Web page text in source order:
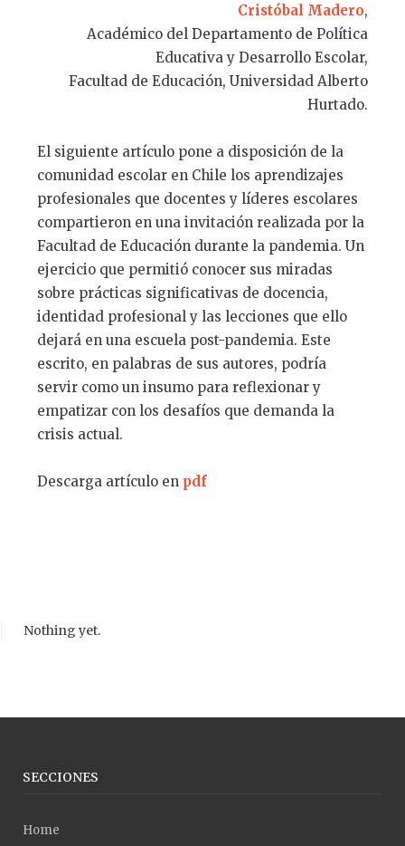
Cristóbal Madero,
Académico del Departamento de Política
Educativa y Desarrollo Escolar,
Facultad de Educación, Universidad Alberto
Hurtado.
El siguiente artículo pone a disposición de la
comunidad escolar en Chile los aprendizajes
profesionales que docentes y líderes escolares
compartieron en una invitación realizada por la
Facultad de Educación durante la pandemia. Un
ejercicio que permitió conocer sus miradas
sobre prácticas significativas de docencia,
identidad profesional y las lecciones que ello
dejará en una escuela post-pandemia. Este
escrito, en palabras de sus autores, podría
servir como un insumo para reflexionar y
empatizar con los desafíos que demanda la
crisis actual.
Descarga artículo en pdf
Nothing yet.
SECCIONES
Home